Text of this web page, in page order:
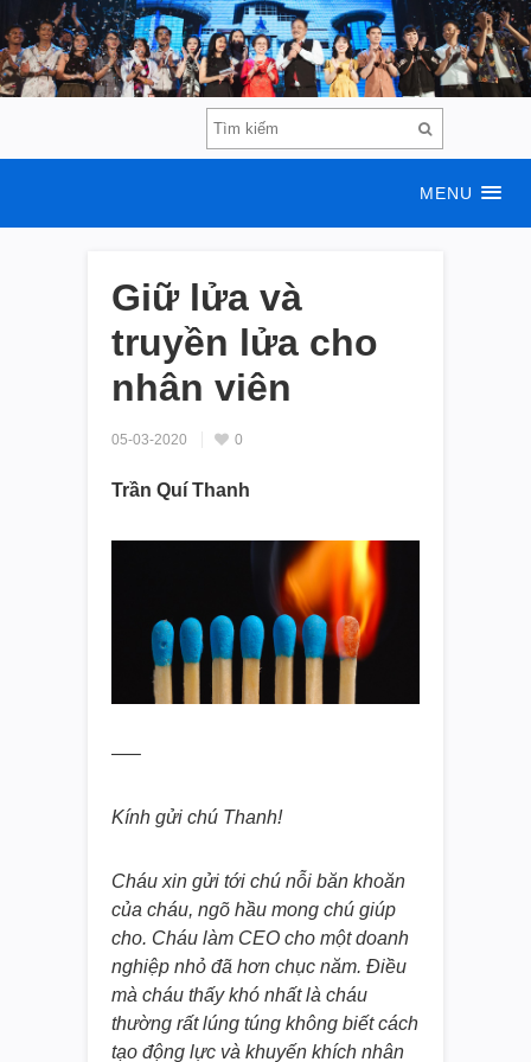
MENU
Giữ lửa và
truyền lửa cho
nhân viên
05-03-2020 0
Trần Quí Thanh
—–
Kính gửi chú Thanh!
Cháu xin gửi tới chú nỗi băn khoăn
của cháu, ngõ hầu mong chú giúp
cho. Cháu làm CEO cho một doanh
nghiệp nhỏ đã hơn chục năm. Điều
mà cháu thấy khó nhất là cháu
thường rất lúng túng không biết cách
tạo động lực và khuyến khích nhân